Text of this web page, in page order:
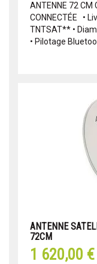
ANTENNE 72 CM
CONNECTÉE •
TNTSAT** •
• Pilotage
ANTENNE
72CM
1 620,00 €